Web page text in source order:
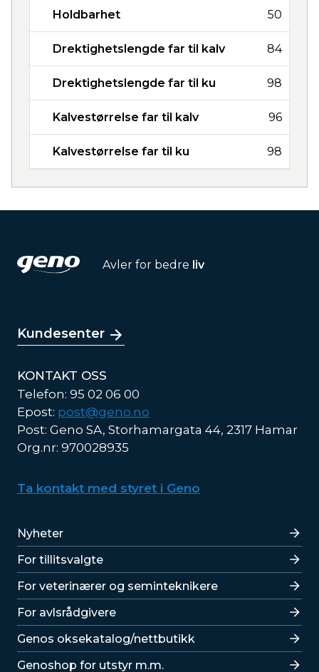
Holdbarhet 50
Drektighetslengde far til kalv 84
Drektighetslengde far til ku 98
Kalvestørrelse far til kalv 96
Kalvestørrelse far til ku 98
Avler for bedre liv
Kundesenter
KONTAKT OSS
Telefon: 95 02 06 00
Epost: post@geno.no
Post: Geno SA, Storhamargata 44, 2317 Hamar
Org.nr: 970028935
Ta kontakt med styret i Geno
Lenker
Nyheter
For tillitsvalgte
For veterinærer og seminteknikere
For avlsrådgivere
Lenker
Genos oksekatalog/nettbutikk
Genoshop for utstyr m.m.